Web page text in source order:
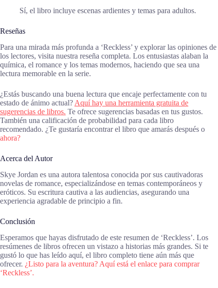
Sí, el libro incluye escenas ardientes y temas para adultos.
Reseñas
Para una mirada más profunda a ‘Reckless’ y explorar las opiniones de
los lectores, visita nuestra reseña completa. Los entusiastas alaban la
química, el romance y los temas modernos, haciendo que sea una
lectura memorable en la serie.
¿Estás buscando una buena lectura que encaje perfectamente con tu
estado de ánimo actual? Aquí hay una herramienta gratuita de
sugerencias de libros. Te ofrece sugerencias basadas en tus gustos.
También una calificación de probabilidad para cada libro
recomendado. ¿Te gustaría encontrar el libro que amarás después o
ahora?
Acerca del Autor
Skye Jordan es una autora talentosa conocida por sus cautivadoras
novelas de romance, especializándose en temas contemporáneos y
eróticos. Su escritura cautiva a las audiencias, asegurando una
experiencia agradable de principio a fin.
Conclusión
Esperamos que hayas disfrutado de este resumen de ‘Reckless’. Los
resúmenes de libros ofrecen un vistazo a historias más grandes. Si te
gustó lo que has leído aquí, el libro completo tiene aún más que
ofrecer. ¿Listo para la aventura? Aquí está el enlace para comprar
‘Reckless’.